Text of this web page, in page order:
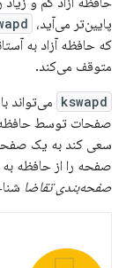
پایین‌تر می‌آید،
که حافظه آزاد به
متوقف می‌کند.
kswapd می‌تواند
صفحات توسط حافظه
سعی کند به یک
صفحه را از حافظه به RAM کپی می‌کند. این عملیات به عنوان
صفحه‌بندی تقاضا